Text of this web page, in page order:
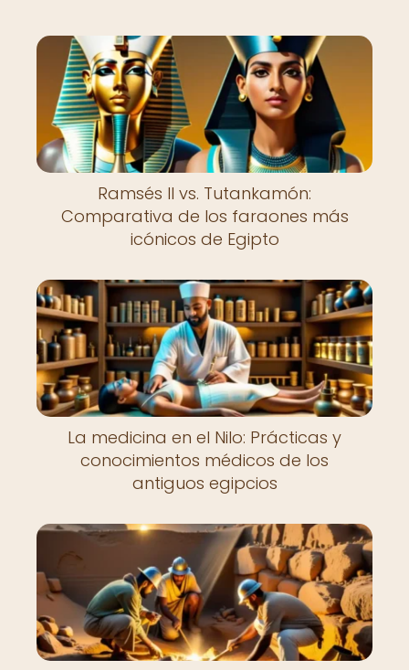
Ramsés II vs. Tutankamón:
Comparativa de los faraones más
icónicos de Egipto
La medicina en el Nilo: Prácticas y
conocimientos médicos de los
antiguos egipcios